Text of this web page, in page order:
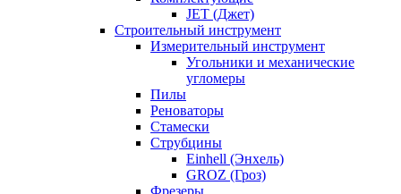
JET (Джет)
Строительный инструмент
Измерительный инструмент
Угольники и механические
угломеры
Пилы
Реноваторы
Стамески
Струбцины
Einhell (Энхель)
GROZ (Гроз)
Фрезеры